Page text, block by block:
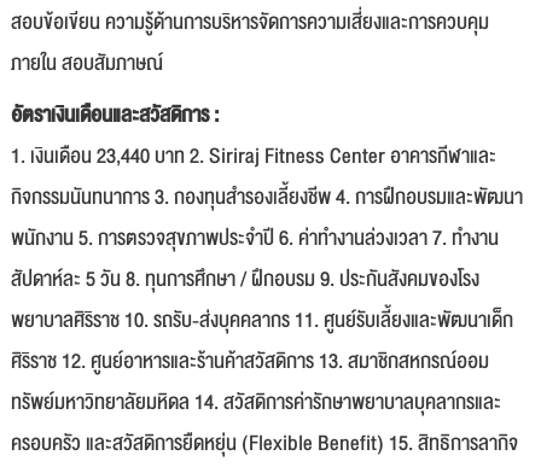
สอบข้อเขียน ความรู้ด้านการบริหารจัดการความเสี่ยงและการควบคุม
ภายใน สอบสัมภาษณ์
อัตราเงินเดือนและสวัสดิการ :
1. เงินเดือน 23,440 บาท 2. Siriraj Fitness Center อาคารกีฬาและ
กิจกรรมนันทนาการ 3. กองทุนสำรองเลี้ยงชีพ 4. การฝึกอบรมและพัฒนา
พนักงาน 5. การตรวจสุขภาพประจำปี 6. ค่าทำงานล่วงเวลา 7. ทำงาน
สัปดาห์ละ 5 วัน 8. ทุนการศึกษา / ฝึกอบรม 9. ประกันสังคมของโรง
พยาบาลศิริราช 10. รถรับ-ส่งบุคคลากร 11. ศูนย์รับเลี้ยงและพัฒนาเด็ก
ศิริราช 12. ศูนย์อาหารและร้านค้าสวัสดิการ 13. สมาชิกสหกรณ์ออม
ทรัพย์มหาวิทยาลัยมหิดล 14. สวัสดิการค่ารักษาพยาบาลบุคลากรและ
ครอบครัว และสวัสดิการยืดหยุ่น (Flexible Benefit) 15. สิทธิการลากิจ